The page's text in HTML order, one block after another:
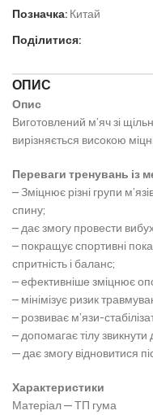
Позначка: Китай
Поділитися:
ОПИС
Опис
Виготовлений м’яч зі
вирізняється високою
Переваги тренувань із
– Зміцнює різні групи
спину;
– дає змогу провести
– покращує спортивні
спритність і баланс;
– ефективніше зміцнює
– мінімізує ризик
– розвиває м’язи-
– допомагає тілу
— дає змогу відновитися
Характеристики
Матеріал — ТП гума